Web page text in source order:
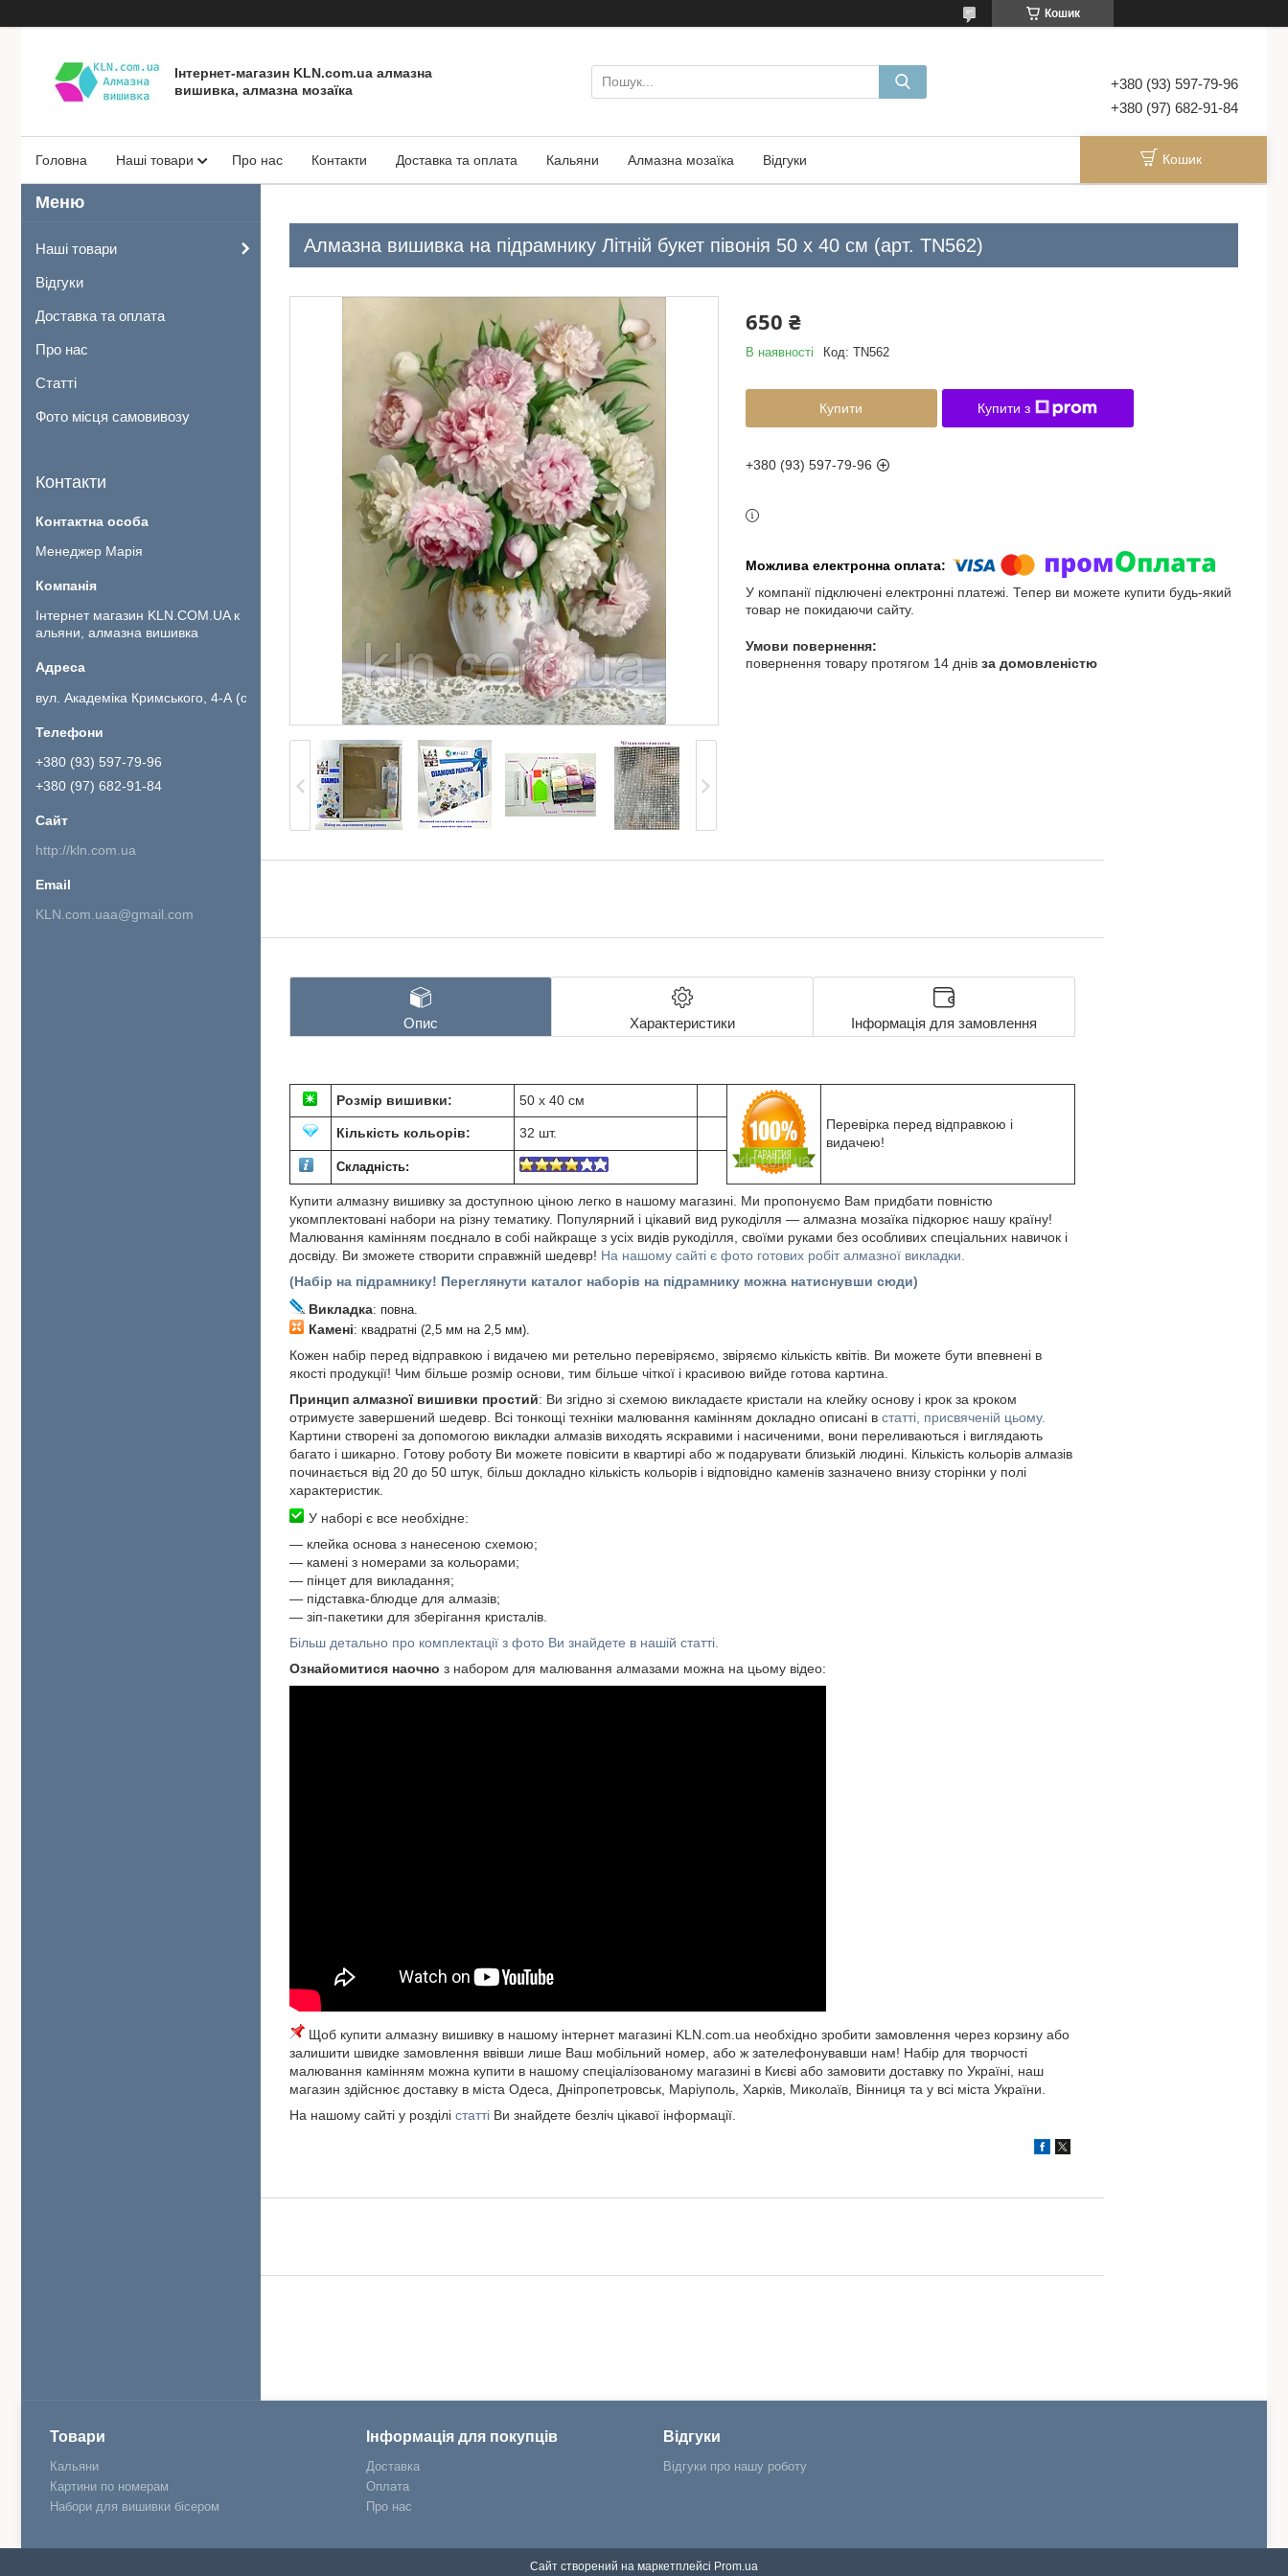
Кошик
Інтернет-магазин KLN.com.ua алмазна
вишивка, алмазна мозаїка
+380 (93) 597-79-96
+380 (97) 682-91-84
Головна Наші товари Про нас Контакти Доставка та оплата Кальяни Алмазна мозаїка Відгуки Кошик
Алмазна вишивка на підрамнику Літній букет півонія 50 х 40 см (арт. TN562)
650 ₴
В наявності Код: TN562
Купити Купити з
+380 (93) 597-79-96
У компанії підключені електронні платежі. Тепер ви можете купити будь-який
товар не покидаючи сайту.
повернення товару протягом 14 днів за домовленістю
Опис Характеристики Інформація для замовлення
Розмір вишивки:
50 х 40 см
Перевірка перед відправкою і
видачею!
Кількість кольорів: 32 шт.
Складність:
Купити алмазну вишивку за доступною ціною легко в нашому магазині. Ми пропонуємо Вам придбати повністю
укомплектовані набори на різну тематику. Популярний і цікавий вид рукоділля ― алмазна мозаїка підкорює нашу країну!
Малювання камінням поєднало в собі найкраще з усіх видів рукоділля, своїми руками без особливих спеціальних навичок і
досвіду. Ви зможете створити справжній шедевр! На нашому сайті є фото готових робіт алмазної викладки.
(Набір на підрамнику! Переглянути каталог наборів на підрамнику можна натиснувши сюди)
Викладка: повна.
Камені: квадратні (2,5 мм на 2,5 мм).
Кожен набір перед відправкою і видачею ми ретельно перевіряємо, звіряємо кількість квітів. Ви можете бути впевнені в
якості продукції! Чим більше розмір основи, тим більше чіткої і красивою вийде готова картина.
Принцип алмазної вишивки простий: Ви згідно зі схемою викладаєте кристали на клейку основу і крок за кроком
отримуєте завершений шедевр. Всі тонкощі техніки малювання камінням докладно описані в статті, присвяченій цьому.
Картини створені за допомогою викладки алмазів виходять яскравими і насиченими, вони переливаються і виглядають
багато і шикарно. Готову роботу Ви можете повісити в квартирі або ж подарувати близькій людині. Кількість кольорів алмазів
починається від 20 до 50 штук, більш докладно кількість кольорів і відповідно каменів зазначено внизу сторінки у полі
характеристик.
У наборі є все необхідне:
― клейка основа з нанесеною схемою;
― камені з номерами за кольорами;
― пінцет для викладання;
― підставка-блюдце для алмазів;
― зіп-пакетики для зберігання кристалів.
Більш детально про комплектації з фото Ви знайдете в нашій статті.
Ознайомитися наочно з набором для малювання алмазами можна на цьому відео:
Щоб купити алмазну вишивку в нашому інтернет магазині KLN.com.ua необхідно зробити замовлення через корзину або
залишити швидке замовлення ввівши лише Ваш мобільний номер, або ж зателефонувавши нам! Набір для творчості
малювання камінням можна купити в нашому спеціалізованому магазині в Києві або замовити доставку по Україні, наш
магазин здійснює доставку в міста Одеса, Дніпропетровськ, Маріуполь, Харків, Миколаїв, Вінниця та у всі міста України.
На нашому сайті у розділі статті Ви знайдете безліч цікавої інформації.
Наші товари
Відгуки
Доставка та оплата
Про нас
Статті
Фото місця самовивозу
Контакти
Менеджер Марія
Інтернет магазин KLN.COM.UA к
альяни, алмазна вишивка
вул. Академіка Кримського, 4-А (офіс 111)., Київ, Україна
+380 (93) 597-79-96
+380 (97) 682-91-84
http://kln.com.ua
KLN.com.uaa@gmail.com
Товари
Кальяни
Картини по номерам
Набори для вишивки бісером
Інформація для покупців
Доставка
Оплата
Про нас
Відгуки
Відгуки про нашу роботу
Сайт створений на маркетплейсі Prom.ua